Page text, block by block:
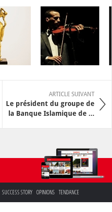
ARTICLE SUIVANT
Le président du groupe de
la Banque Islamique de ...
SUCCESS STORY OPINIONS TENDANCE